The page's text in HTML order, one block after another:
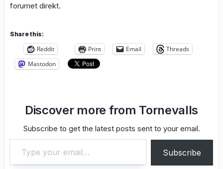
forumet direkt.
Share this:
Reddit Print Email
Threads
Mastodon
Discover more from Tornevalls
Subscribe to get the latest posts sent to your email.
Type your email…
Subscribe